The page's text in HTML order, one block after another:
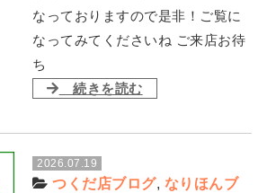
なっておりますので是非！ご覧に
なってみてくださいね ご来店お待
ち
続きを読む
2026.07.19
つくだ店ブログ, なりほんブ